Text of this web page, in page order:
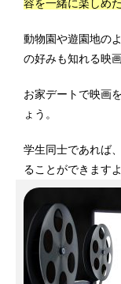
容を一緒に楽しめ
動物園や遊園地の
の好みも知れる映
お家デートで映画
ょう。
学生同士であれば
ることができますよ